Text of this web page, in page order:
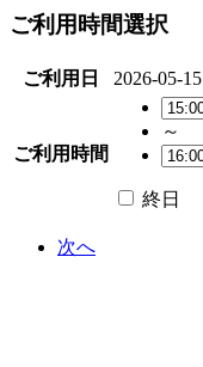
ご利用時間選択
ご利用日 2026-05-15
ご利用時間
～
終日
次へ